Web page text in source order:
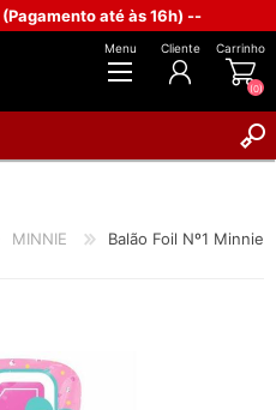
até às 16h) --
Menu Cliente Carrinho
(0)
MINNIE Balão Foil Nº1 Minnie